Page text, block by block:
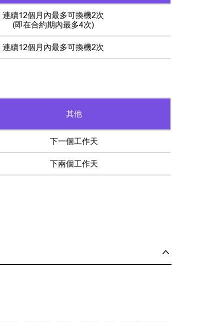
連續12個月內最多可換機2次
(即在合約期內最多4次)
連續12個月內最多可換機2次
其他
下一個工作天
下兩個工作天